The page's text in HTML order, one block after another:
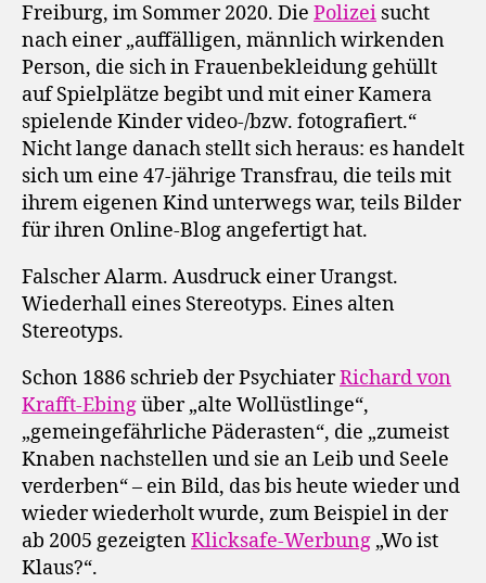
Freiburg, im Sommer 2020. Die Polizei sucht
nach einer „auffälligen, männlich wirkenden
Person, die sich in Frauenbekleidung gehüllt
auf Spielplätze begibt und mit einer Kamera
spielende Kinder video-/bzw. fotografiert.“
Nicht lange danach stellt sich heraus: es handelt
sich um eine 47-jährige Transfrau, die teils mit
ihrem eigenen Kind unterwegs war, teils Bilder
für ihren Online-Blog angefertigt hat.
Falscher Alarm. Ausdruck einer Urangst.
Wiederhall eines Stereotyps. Eines alten
Stereotyps.
Schon 1886 schrieb der PsychiaterRichard von
Krafft-Ebingüber „alte Wollüstlinge“,
„gemeingefährliche Päderasten“, die „zumeist
Knaben nachstellen und sie an Leib und Seele
verderben“ – ein Bild, das bis heute wieder und
wieder wiederholt wurde, zum Beispiel in der
ab 2005 gezeigtenKlicksafe-Werbung „Wo ist
Klaus?“.